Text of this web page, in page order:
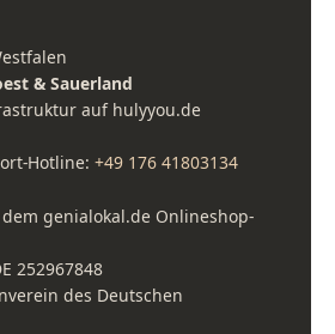
& Sauerland
auf hulyyou.de
Hotline: +49 176 41803134
genialokal.de Onlineshop-
252967848
des Deutschen